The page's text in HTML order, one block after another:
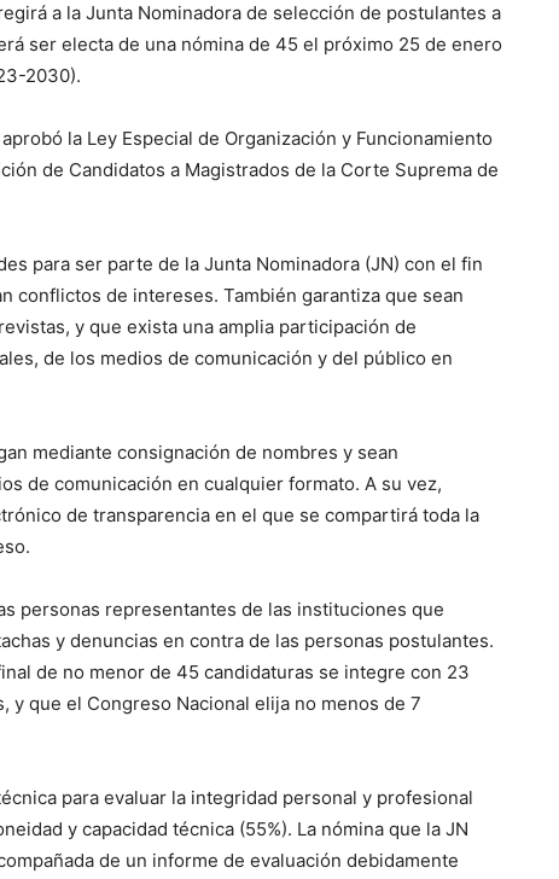
a la Junta Nominadora de selección de postulantes a
ser electa de una nómina de 45 el próximo 25 de enero
2030).
la Ley Especial de Organización y Funcionamiento
de Candidatos a Magistrados de la Corte Suprema de
para ser parte de la Junta Nominadora (JN) con el fin
conflictos de intereses. También garantiza que sean
y que exista una amplia participación de
de los medios de comunicación y del público en
mediante consignación de nombres y sean
de comunicación en cualquier formato. A su vez,
de transparencia en el que se compartirá toda la
personas representantes de las instituciones que
y denuncias en contra de las personas postulantes.
de no menor de 45 candidaturas se integre con 23
y que el Congreso Nacional elija no menos de 7
para evaluar la integridad personal y profesional
y capacidad técnica (55%). La nómina que la JN
de un informe de evaluación debidamente